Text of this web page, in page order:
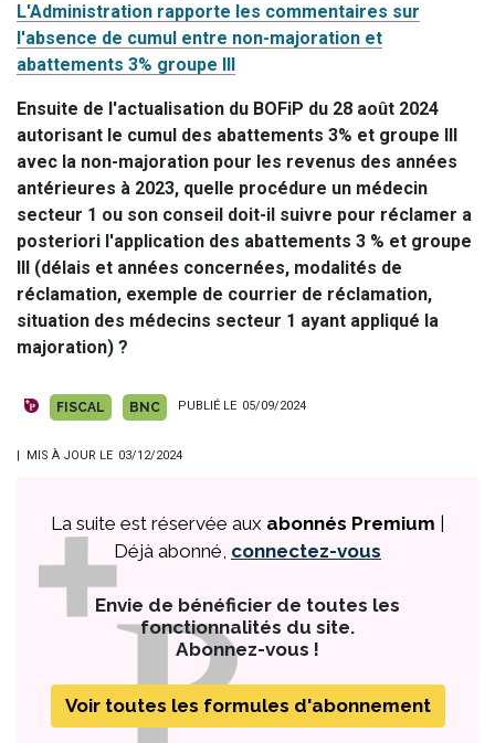
L'Administration rapporte les commentaires sur
l'absence de cumul entre non-majoration et
abattements 3% groupe III
Ensuite de l'actualisation du BOFiP du 28 août 2024
autorisant le cumul des abattements 3% et groupe III
avec la non-majoration pour les revenus des années
antérieures à 2023, quelle procédure un médecin
secteur 1 ou son conseil doit-il suivre pour réclamer a
posteriori l'application des abattements 3 % et groupe
III (délais et années concernées, modalités de
réclamation, exemple de courrier de réclamation,
situation des médecins secteur 1 ayant appliqué la
majoration) ?
FISCAL BNC PUBLIÉ LE 05/09/2024
| MIS À JOUR LE 03/12/2024
La suite est réservée aux abonnés Premium
Déjà abonné, connectez-vous
Envie de bénéficier de toutes les
fonctionnalités du site.
Abonnez-vous !
Voir toutes les formules d'abonnement